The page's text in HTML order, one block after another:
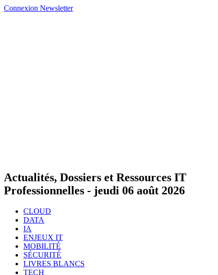
Connexion Newsletter
Actualités, Dossiers et Ressources IT
Professionnelles - jeudi 06 août 2026
CLOUD
DATA
IA
ENJEUX IT
MOBILITÉ
SÉCURITÉ
LIVRES BLANCS
TECH